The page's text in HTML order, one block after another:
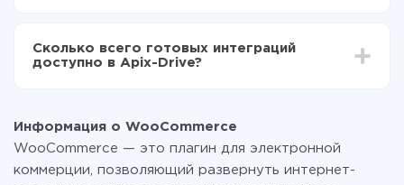
функционал. Вы оплачиваете только количество
данных, которые по факту передаются из одной
перейти на платный, при необходимости. Подробнее
отарифах.
Сколько всего готовых интеграций
доступно в Apix-Drive?
Информация о WooCommerce
WooCommerce — это плагин для электронной
коммерции, позволяющий развернуть интернет-